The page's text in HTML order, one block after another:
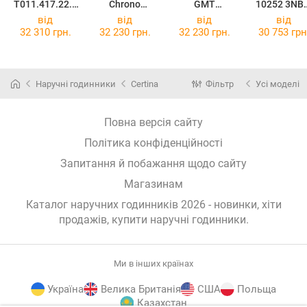
T011.417.22.2
01.00
Chrono
C045.417.11.0
51.00
GMT
C047.452.11.0
81.00
10252
NIB
від
32 310 грн.
від
32 230 грн.
від
32 230 грн.
від
30 753
Наручні годинники Certina Фільтр Усі моделі
Повна версія сайту
Політика конфіденційності
Запитання й побажання щодо сайту
Магазинам
Каталог наручних годинників 2026 - новинки, хіти
продажів, купити наручні годинники.
Ми в інших країнах
Україна Велика Британія США
Польща
Казахстан